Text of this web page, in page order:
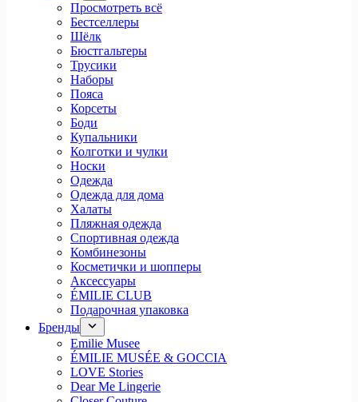
Просмотреть всё
Бестселлеры
Шёлк
Бюстгальтеры
Трусики
Наборы
Пояса
Корсеты
Боди
Купальники
Колготки и чулки
Носки
Одежда
Одежда для дома
Халаты
Пляжная одежда
Спортивная одежда
Комбинезоны
Косметички и шопперы
Аксессуары
ÉMILIE CLUB
Подарочная упаковка
Бренды
Emilie Musee
ÉMILIE MUSÉE & GOCCIA
LOVE Stories
Dear Me Lingerie